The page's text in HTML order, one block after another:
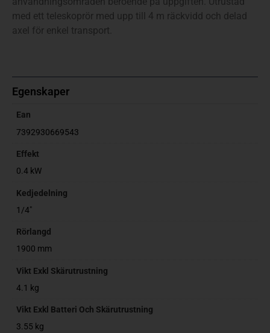
med ett teleskoprör med upp till 4 m räckvidd och delad
axel för enkel transport.
Egenskaper
Ean
7392930669543
Effekt
0.4 kW
Kedjedelning
1/4"
Rörlangd
1900 mm
Vikt Exkl Skärutrustning
4.1 kg
Vikt Exkl Batteri Och Skärutrustning
3.55 kg